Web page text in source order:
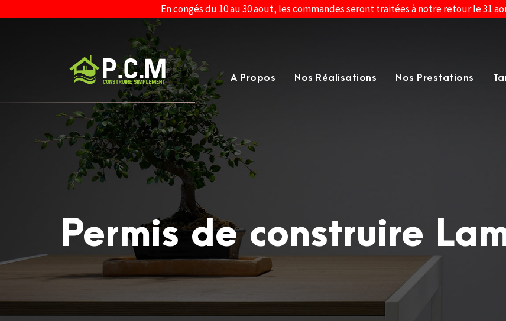
En congés du 10 au 30 aout, les commandes seront traitées à notre retour le 31
A Propos Nos Réalisations Nos Prestations
Permis de construire